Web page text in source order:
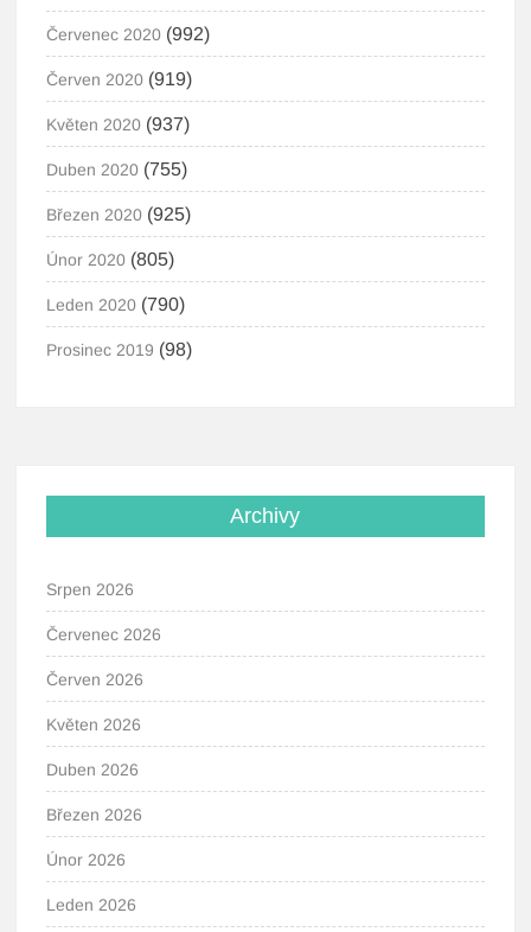
Červenec 2020 (992)
Červen 2020 (919)
Květen 2020 (937)
Duben 2020 (755)
Březen 2020 (925)
Únor 2020 (805)
Leden 2020 (790)
Prosinec 2019 (98)
Archivy
Srpen 2026
Červenec 2026
Červen 2026
Květen 2026
Duben 2026
Březen 2026
Únor 2026
Leden 2026